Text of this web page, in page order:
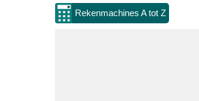
Rekenmachines A tot Z